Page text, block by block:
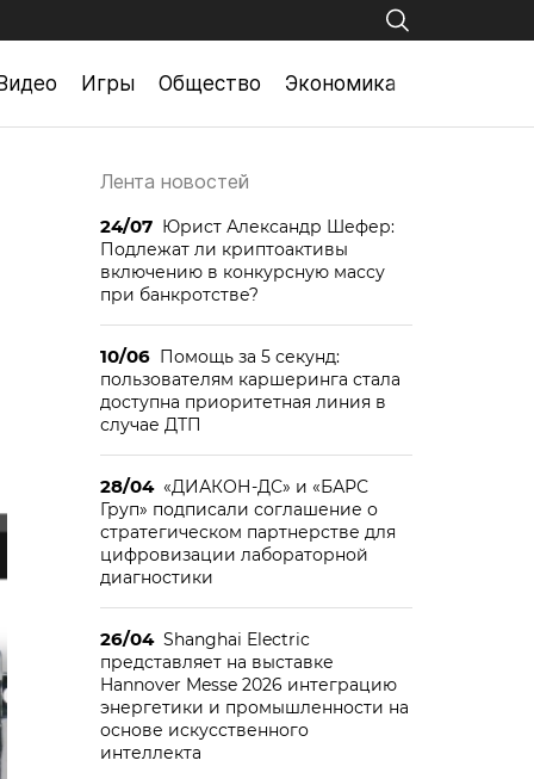
Игры Общество Экономика
Лента новостей
24/07 Юрист Александр Шефер:
Подлежат ли криптоактивы
включению в конкурсную массу
при банкротстве?
10/06 Помощь за 5 секунд:
пользователям каршеринга стала
доступна приоритетная линия в
случае ДТП
28/04 «ДИАКОН-ДС» и «БАРС
Груп» подписали соглашение о
стратегическом партнерстве для
цифровизации лабораторной
диагностики
26/04 Shanghai Electric
представляет на выставке
Hannover Messe 2026 интеграцию
энергетики и промышленности на
основе искусственного
интеллекта